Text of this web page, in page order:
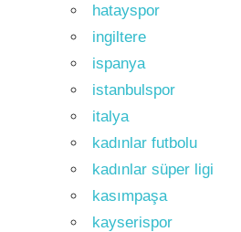
hatayspor
ingiltere
ispanya
istanbulspor
italya
kadınlar futbolu
kadınlar süper ligi
kasımpaşa
kayserispor